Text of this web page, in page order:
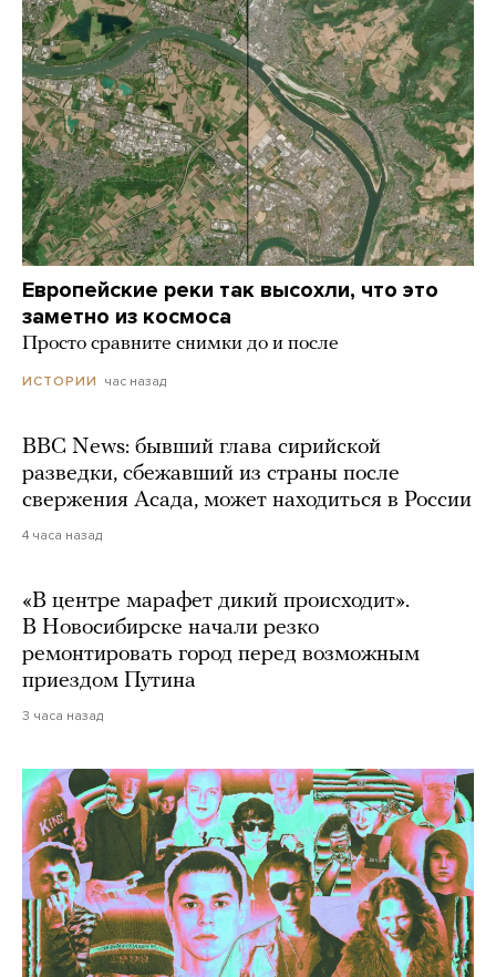
Европейские реки так высохли, что это
заметно из космоса
Просто сравните снимки до и после
ИСТОРИИ час назад
BBC News: бывший глава сирийской
разведки, сбежавший из страны после
свержения Асада, может находиться в России
4 часа назад
«В центре марафет дикий происходит».
В Новосибирске начали резко
ремонтировать город перед возможным
приездом Путина
3 часа назад